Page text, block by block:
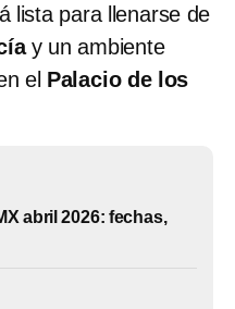
lista para llenarse de
y un ambiente
el Palacio de los
abril 2026: fechas,